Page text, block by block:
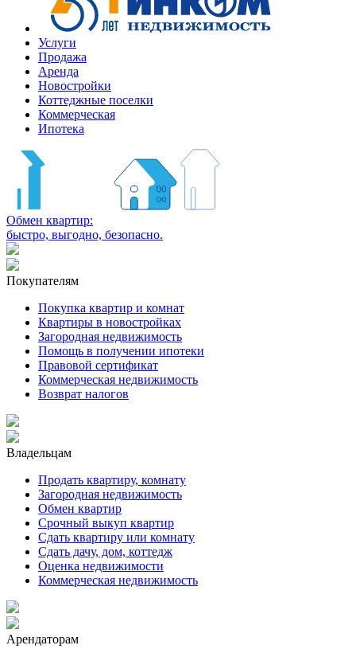
Услуги
Продажа
Аренда
Новостройки
Коттеджные поселки
Коммерческая
Ипотека
Обмен квартир:
быстро, выгодно, безопасно.
Покупателям
Покупка квартир и комнат
Квартиры в новостройках
Загородная недвижимость
Помощь в получении ипотеки
Правовой сертификат
Коммерческая недвижимость
Возврат налогов
Владельцам
Продать квартиру, комнату
Загородная недвижимость
Обмен квартир
Срочный выкуп квартир
Сдать квартиру или комнату
Сдать дачу, дом, коттедж
Оценка недвижимости
Коммерческая недвижимость
Арендаторам